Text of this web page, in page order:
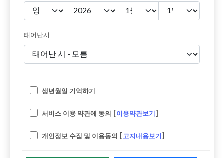
태어난시
생년월일 기억하기
서비스 이용 약관에 동의 [이용약관보기]
개인정보 수집 및 이용동의 [고지내용보기]